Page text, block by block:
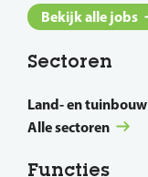
Bekijk alle jobs
Sectoren
Land- en tuinbouw
Alle sectoren
Functies